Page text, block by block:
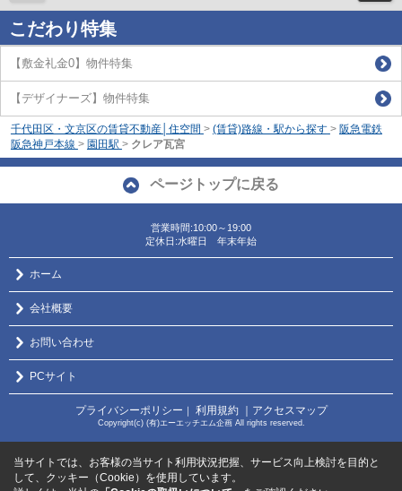
こだわり特集
【敷金礼金0】物件特集
【デザイナーズ】物件特集
千代田区・文京区の賃貸不動産│住空間 > (賃貸)路線・駅から探す > 阪急電鉄
阪急神戸本線 > 園田駅 > クレア瓦宮
ページトップに戻る
営業時間:10:00～19:00
定休日:水曜日 年末年始
ホーム
会社概要
お問い合わせ
PCサイト
プライバシーポリシー 利用規約 ｜アクセスマップ
Copyright(c) (有)エーエッチエム企画 All rights reserved.
当サイトでは、お客様の当サイト利用状況把握、サービス向上検討を目的と
して、クッキー（Cookie）を使用しています。